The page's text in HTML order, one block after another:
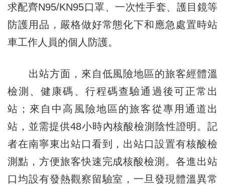
求配齊N95/KN95口罩、一次性手套、護目鏡等
防護用品，嚴格做好常態化下和應急處置時站
車工作人員的個人防護。
出站方面，來自低風險地區的旅客經體溫
檢測、健康碼、行程碼查驗通過後可正常出
站；來自中高風險地區的旅客從專用通道出
站，並需提供48小時內核酸檢測陰性證明。記
者在南寧東出站口看到，出站口設置有核酸檢
測點，方便旅客快速完成核酸檢測。各進出站
口均設有發熱觀察留驗室，一旦發現體溫異常